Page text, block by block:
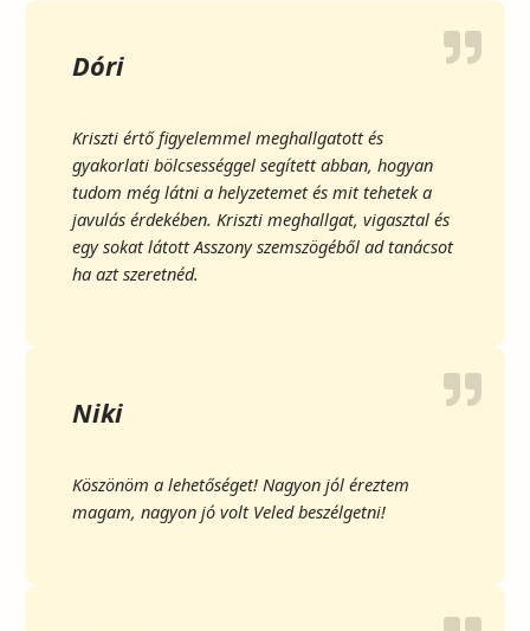
Dóri
Kriszti értő figyelemmel meghallgatott és
gyakorlati bölcsességgel segített abban, hogyan
tudom még látni a helyzetemet és mit tehetek a
javulás érdekében. Kriszti meghallgat, vigasztal és
egy sokat látott Asszony szemszögéből ad tanácsot
ha azt szeretnéd.
Niki
Köszönöm a lehetőséget! Nagyon jól éreztem
magam, nagyon jó volt Veled beszélgetni!